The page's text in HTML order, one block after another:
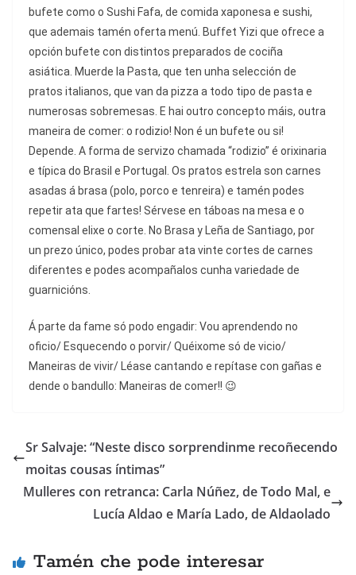
bufete como o Sushi Fafa, de comida xaponesa e sushi,
que ademais tamén oferta menú. Buffet Yizi que ofrece a
opción bufete con distintos preparados de cociña
asiática. Muerde la Pasta, que ten unha selección de
pratos italianos, que van da pizza a todo tipo de pasta e
numerosas sobremesas. E hai outro concepto máis, outra
maneira de comer: o rodizio! Non é un bufete ou si!
Depende. A forma de servizo chamada “rodizio” é orixinaria
e típica do Brasil e Portugal. Os pratos estrela son carnes
asadas á brasa (polo, porco e tenreira) e tamén podes
repetir ata que fartes! Sérvese en táboas na mesa e o
comensal elixe o corte. No Brasa y Leña de Santiago, por
un prezo único, podes probar ata vinte cortes de carnes
diferentes e podes acompañalos cunha variedade de
guarnicións.
Á parte da fame só podo engadir: Vou aprendendo no
oficio/ Esquecendo o porvir/ Quéixome só de vicio/
Maneiras de vivir/ Léase cantando e repítase con gañas e
dende o bandullo: Maneiras de comer!! 😉
Sr Salvaje: “Neste disco sorprendinme recoñecendo
moitas cousas íntimas”
Mulleres con retranca: Carla Núñez, de Todo Mal, e
Lucía Aldao e María Lado, de Aldaolado
Tamén che pode interesar